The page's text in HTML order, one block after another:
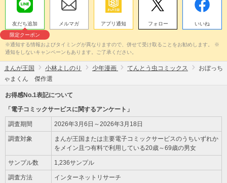
友だち追加
限定クーポン
メルマガ アプリ通知 フォロー いいね
※通知する情報およびタイミングが異なりますので、併せて受け取ることをお勧めします。 ※
通知をしないキャンペーンもあります。ご了承ください。
まんが王国 小林よしのり 少年漫画 てんとう虫コミックス
おぼっち
ゃまくん 傑作選
お得感No.1表記について
「電子コミックサービスに関するアンケート」
調査期間 2026年3月6日～2026年3月18日
調査対象
まんが王国または主要電子コミックサービスのうちいずれか
をメイン且つ有料で利用している20歳～69歳の男女
サンプル数 1,236サンプル
調査方法 インターネットリサーチ